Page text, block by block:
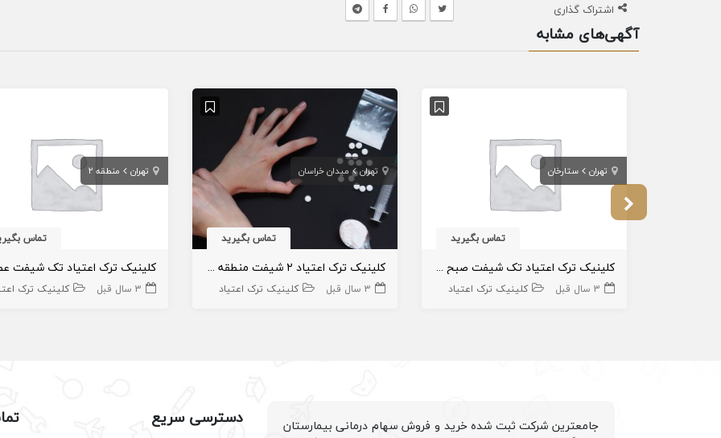
اشتراک گذاری
آگهی‌های مشابه
تهران ستارخان
تماس بگیرید
کلینیک ترک اعتیاد تک شیفت صبح در ستارخان
3 سال قبل کلینیک ترک اعتیاد
تهران میدان خراسان
تماس بگیرید
کلینیک ترک اعتیاد ۲ شیفت منطقه ۱۲ میدان خراسان
3 سال قبل کلینیک ترک اعتیاد
تهران منطقه 2
تماس
کلینیک ترک اعتیاد تک شیفت
3 سال قبل کلینیک ترک
جامعترین شرکت ثبت شده خرید و فروش سهام درمانی بیمارستان
دسترسی سریع